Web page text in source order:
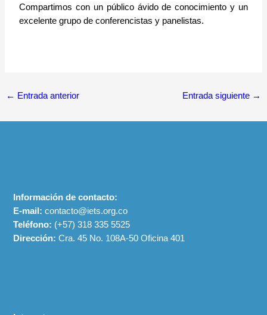
Compartimos con un público ávido de conocimiento y un
excelente grupo de conferencistas y panelistas.
← Entrada anterior Entrada siguiente →
Información de contacto:
E-mail: contacto@iets.org.co
Teléfono: (+57)318 335 5525
Dirección: Cra. 45 No. 108A-50 Oficina 401